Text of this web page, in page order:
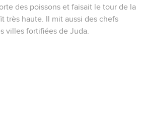
des poissons et faisait le tour de la
très haute. Il mit aussi des chefs
villes fortifiées de Juda.